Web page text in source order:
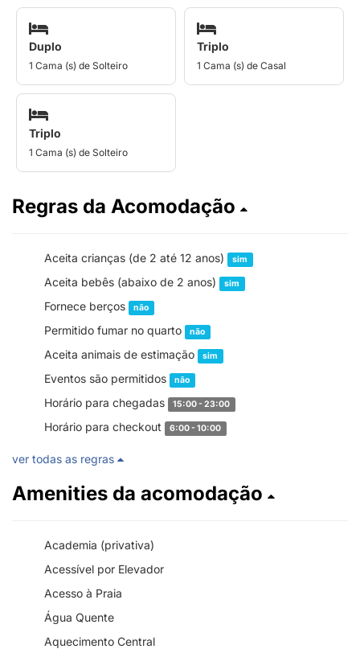
Duplo
1 Cama (s) de Solteiro
Triplo
1 Cama (s) de Casal
Triplo
1 Cama (s) de Solteiro
Regras da Acomodação
Aceita crianças (de 2 até 12 anos) sim
Aceita bebês (abaixo de 2 anos) sim
Fornece berços não
Permitido fumar no quarto não
Aceita animais de estimação sim
Eventos são permitidos não
Horário para chegadas 15:00 - 23:00
Horário para checkout 6:00 - 10:00
ver todas as regras
Amenities da acomodação
Academia (privativa)
Acessível por Elevador
Acesso à Praia
Água Quente
Aquecimento Central